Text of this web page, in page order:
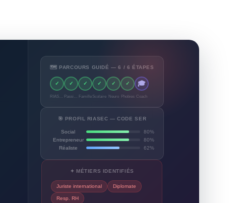
🗺️ PARCOURS GUIDÉ — 6 / 6 ÉTAPES
✓ ✓ ✓ ✓ ✓ ✓ 🎓
Famille Scolaire Neuro Phobies Coach
🎯 PROFIL RIASEC — CODE SER
Social
80%
Entrepreneur
80%
Réaliste
62%
✦ MÉTIERS IDENTIFIÉS
Juriste international Diplomate
Resp. RH